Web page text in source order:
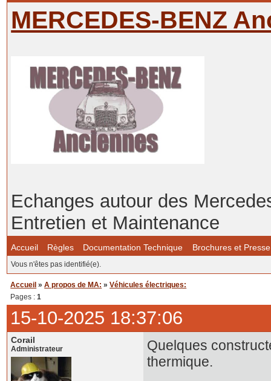
MERCEDES-BENZ
Echanges autour des
Entretien et Maintenance
Accueil Règles Documentation Technique Brochures et Presse
Vous n'êtes pas identifié(e).
Accueil »A propos de MA: »Véhicules électriques:
Pages :1
15-10-2025 18:37:06
Corail
Administrateur
Quelques
thermique.